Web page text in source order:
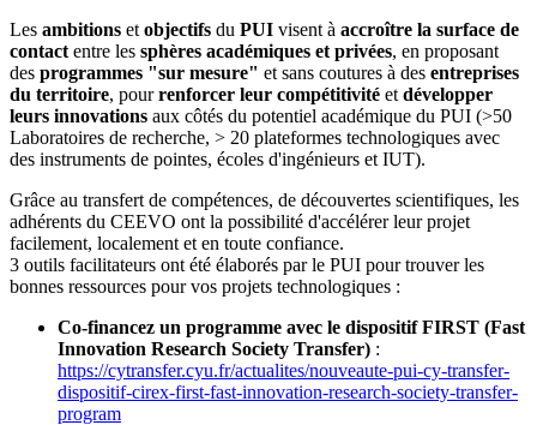
Les ambitions et objectifs du PUI visent à accroître la surface de
contact entre les sphères académiques et privées, en proposant
des programmes "sur mesure" et sans coutures à des entreprises
du territoire, pourrenforcer leur compétitivité et développer
leurs innovations aux côtés du potentiel académique du PUI (>50
Laboratoires de recherche, > 20 plateformes technologiques avec
des instruments de pointes, écoles d'ingénieurs et IUT).
Grâce au transfert de compétences, de découvertes scientifiques, les
adhérents du CEEVO ont la possibilité d'accélérer leur projet
facilement, localement et en toute confiance.
3 outils facilitateurs ont été élaborés par le PUI pour trouver les
bonnes ressources pour vos projets technologiques :
Co-financez un programme avec le dispositif FIRST (Fast
Innovation Research Society Transfer) :
https://cytransfer.cyu.fr/actualites/nouveaute-pui-cy-transfer-
dispositif-cirex-first-fast-innovation-research-society-transfer-
program